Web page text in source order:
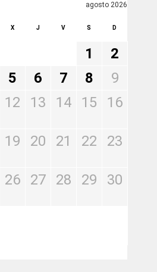
agosto 2026
X J V S D
1
2
5 6 7 8
9
12 13 14 15 16
19 20 21 22 23
26 27 28 29 30